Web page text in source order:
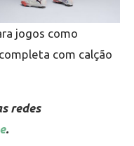
jogos como
com calção
redes
.